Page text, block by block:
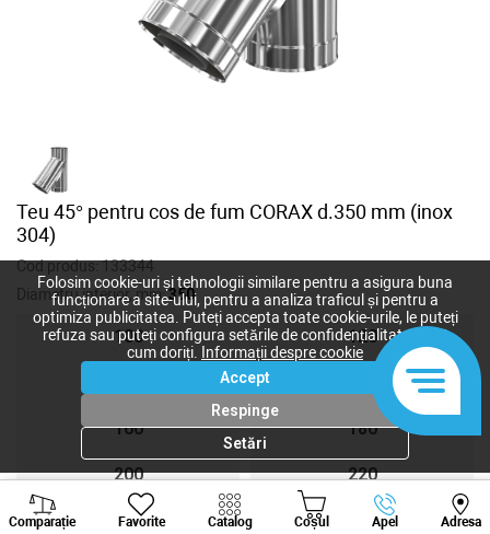
Teu 45° pentru cos de fum CORAX d.350 mm (inox
304)
Cod produs:133344
Diametru interior, mm:350
100 120
160 180
200 220
250 300
Comparație Favorite Catalog Coșul Apel Adresa
Viber Whatsapp
Folosim cookie-uri și tehnologii similare pentru a asigura buna
funcționare a site-ului, pentru a analiza traficul și pentru a
optimiza publicitatea. Puteți accepta toate cookie-urile, le puteți
refuza sau puteți configura setările de confidențialitate după
cum doriți.
Informații despre cookie
Accept
Respinge
Setări